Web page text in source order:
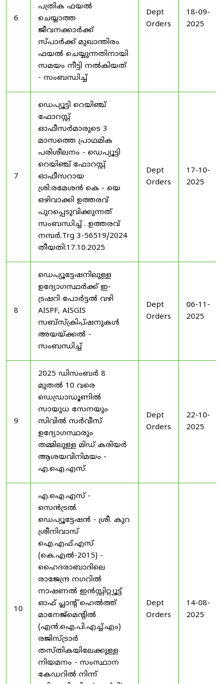
6
പത്രിക ഫയൽ
ചെയ്യാത്ത
ജീവനക്കാർക്ക്
സ്പാർക്ക് മുഖാന്തിരം
ഫയൽ ചെയ്യുന്നതിനായി
സമയം നീട്ടി നൽകിയത്
- സംബന്ധിച്ച്
Dept
Orders
18-09-
2025
7
ഡെപ്യൂട്ടി റെയിഞ്ച്
ഫോറസ്റ്റ്
ഓഫീസർമാരുടെ 3
മാസത്തെ പ്രാഥമിക
പരിശീലനം - ഡെപ്യൂട്ടി
റെയിഞ്ച് ഫോറസ്റ്റ്
ഓഫീസറായ
ശ്രി.രമേശൻ കെ - യെ
ഒഴിവാക്കി ഉത്തരവ്
പുറപ്പെടുവിക്കുന്നത്
സംബന്ധിച്ച് . ഉത്തരവ്
നമ്പർ.Trg 3-56519/2024
തീയതി:17.10.2025
Dept
Orders
17-10-
2025
8
ഡെപ്യൂട്ടേഷനിലുള്ള
ഉദ്യോഗസ്ഥർക്ക് ഇ-
ട്രഷറി പോർട്ടൽ വഴി
AISPF, AISGIS
സബ്‌സ്‌ക്രിപ്‌ഷനുകൾ
അയയ്ക്കൽ -
സംബന്ധിച്ച്
Dept
Orders
06-11-
2025
9
2025 ഡിസംബർ 8
മുതൽ 10 വരെ
ഡെഡ്രാഡൂണിൽ
സായുധ സേനയും
സിവിൽ സർവീസ്
ഉദ്യോഗസ്ഥരും
തമ്മിലുള്ള മിഡ് കരിയർ
ആശയവിനിമയം -
എ.ഐ.എസ്.
Dept
Orders
22-10-
2025
10
എ.ഐ.എസ് -
സെൻട്രൽ
ഡെപ്യൂട്ടേഷൻ - ശ്രീ. കുറ
ശ്രീനിവാസ്
ഐ.എഫ്.എസ്
(കെ.എൽ-2015) -
ഹൈദരാബാദിലെ
രാജേന്ദ്ര നഗറിൽ
നാഷണൽ ഇൻസ്റ്റിറ്റ്യൂട്ട്
ഓഫ് പ്ലാന്റ് ഹെൽത്ത്
മാനേജ്‌മെന്റിൽ
(എൻ.ഐ.പി.എച്ച്.എം)
രജിസ്ട്രാർ
തസ്തികയിലേക്കുള്ള
നിയമനം - സംസ്ഥാന
കേഡറിൽ നിന്ന്
Dept
Orders
14-08-
2025